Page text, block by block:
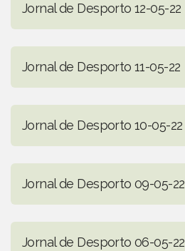
Jornal de Desporto 12-05-22
Jornal de Desporto 11-05-22
Jornal de Desporto 10-05-22
Jornal de Desporto 09-05-22
Jornal de Desporto 06-05-22